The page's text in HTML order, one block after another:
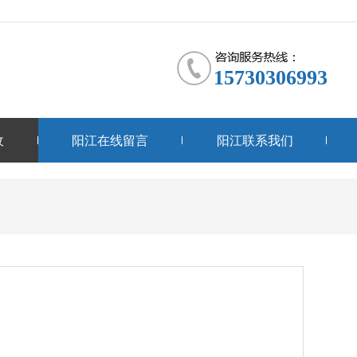
15730306993
阳江在线留言 阳江联系我们